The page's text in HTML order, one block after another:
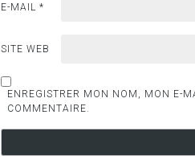
E-MAIL *
SITE WEB
ENREGISTRER MON NOM, MON E-
COMMENTAIRE.